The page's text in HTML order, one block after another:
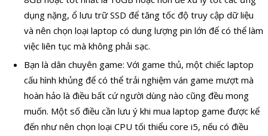
dụng nặng, ổ lưu trữ SSD để tăng tốc độ truy cập dữ liệu
và nên chọn loại laptop có dung lượng pin lớn để có thể làm
việc liên tục mà không phải sạc.
Bạn là dân chuyên game: Với game thủ, một chiếc laptop
cấu hình khủng để có thể trải nghiệm ván game mượt mà
hoàn hảo là điều bất cứ người dùng nào cũng đều mong
muốn. Một số điều cần lưu ý khi mua laptop game được kể
đến như nên chọn loại CPU tối thiểu core i5, nếu có điều